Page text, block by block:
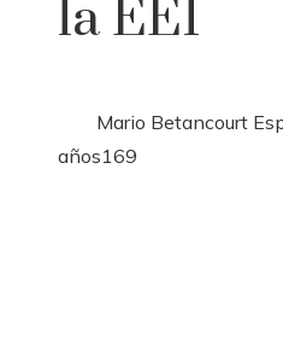
la EEI
Mario Betancourt
años169